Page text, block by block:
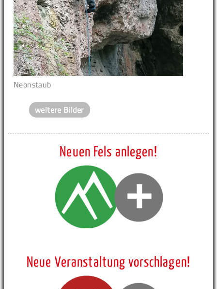
Neonstaub
weitere Bilder
Neuen Fels anlegen!
Neue Veranstaltung vorschlagen!